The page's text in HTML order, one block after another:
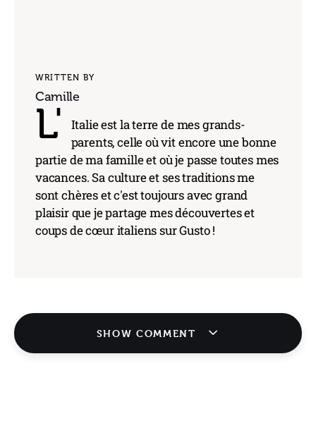
WRITTEN BY
Camille
L'
Italie est la terre de mes grands-
parents, celle où vit encore une bonne
partie de ma famille et où je passe toutes mes
vacances. Sa culture et ses traditions me
sont chères et c'est toujours avec grand
plaisir que je partage mes découvertes et
coups de cœur italiens sur Gusto !
SHOW COMMENT